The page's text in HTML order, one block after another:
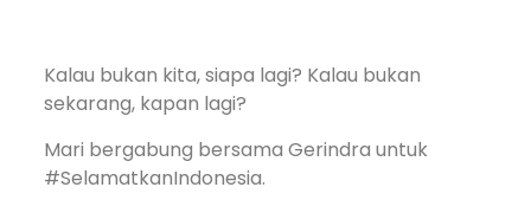
Kalau bukan kita, siapa lagi? Kalau bukan
sekarang, kapan lagi?
Mari bergabung bersama Gerindra untuk
#SelamatkanIndonesia.